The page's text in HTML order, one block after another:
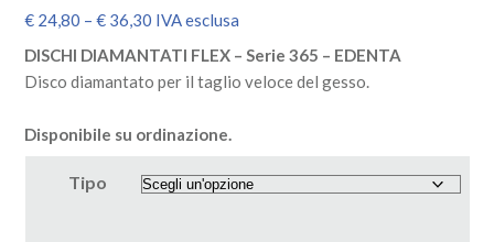
€ 24,80 –€ 36,30 IVA esclusa
DISCHI DIAMANTATI FLEX – Serie 365 – EDENTA
Disco diamantato per il taglio veloce del gesso.
Disponibile su ordinazione.
Tipo